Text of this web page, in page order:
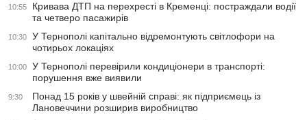
10:55
Кривава ДТП на перехресті в Кременці: постраждали водії
та четверо пасажирів
10:30
У Тернополі капітально відремонтують світлофори на
чотирьох локаціях
10:00
У Тернополі перевірили кондиціонери в транспорті:
порушення вже виявили
9:30
Понад 15 років у швейній справі: як підприємець із
Лановеччини розширив виробництво